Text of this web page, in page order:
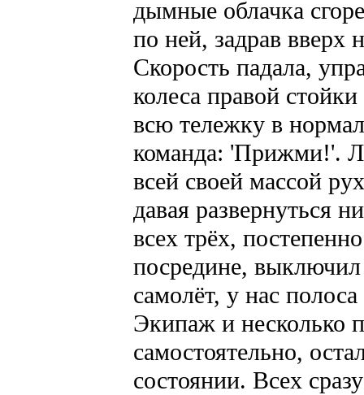
дымные облачка
по ней, задрав вверх
Скорость падала,
колеса правой
всю тележку в
команда: 'Прижми!'.
всей своей массой
давая развернуться
всех трёх,
посредине,
самолёт, у нас
Экипаж и несколько
самостоятельно,
состоянии. Всех